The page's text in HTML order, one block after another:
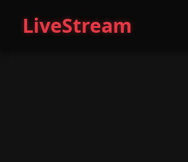
LiveStream